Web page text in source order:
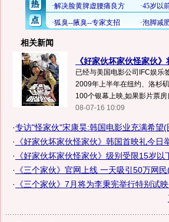
相关新闻
《好家伙坏家伙怪家伙
已经与美国电影公司IFC娱乐
2009年上半年在纽约、洛杉
100个银幕上映,如果影片票房
08-07-16 10:09
·专访"怪家伙"宋康昊:韩国电影业充满希望(
· 《好家伙坏家伙怪家伙》韩国首映礼今日
· 《好家伙坏家伙怪家伙》级别受限15岁以
· 《三个家伙》官网上线 一天吸引50万网
·
《三个家伙》7月将为李秉宪举行特别试